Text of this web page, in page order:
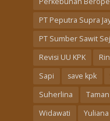
PT Peputra Supra
PT Sumber Sawit
Revisi UU KPK
Sapi
save kpk
Suherlina
Widawati
Yuliana